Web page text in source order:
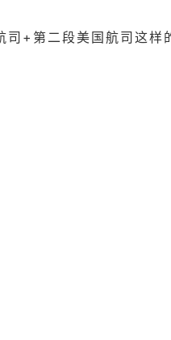
司+第二段美国航司这样